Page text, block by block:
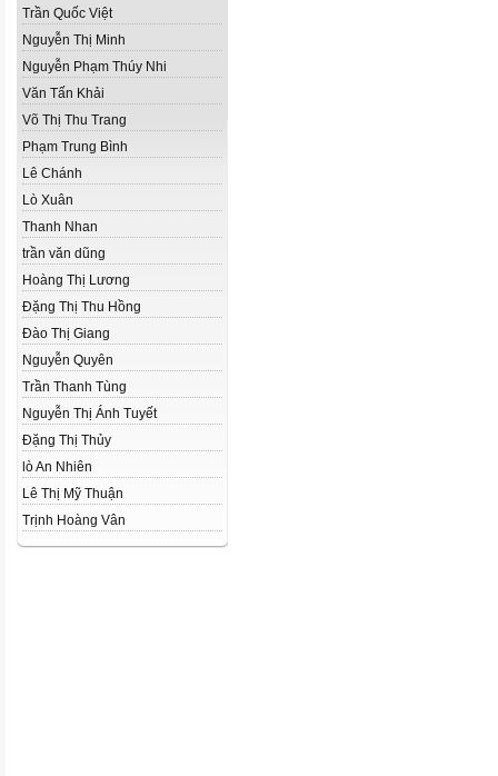
Trần Quốc Việt
Nguyễn Thị Minh
Nguyễn Phạm Thúy Nhi
Văn Tấn Khải
Võ Thị Thu Trang
Phạm Trung Bình
Lê Chánh
Lò Xuân
Thanh Nhan
trần văn dũng
Hoàng Thị Lương
Đặng Thị Thu Hồng
Đào Thị Giang
Nguyễn Quyên
Trần Thanh Tùng
Nguyễn Thị Ánh Tuyết
Đặng Thị Thủy
lò An Nhiên
Lê Thị Mỹ Thuận
Trịnh Hoàng Vân